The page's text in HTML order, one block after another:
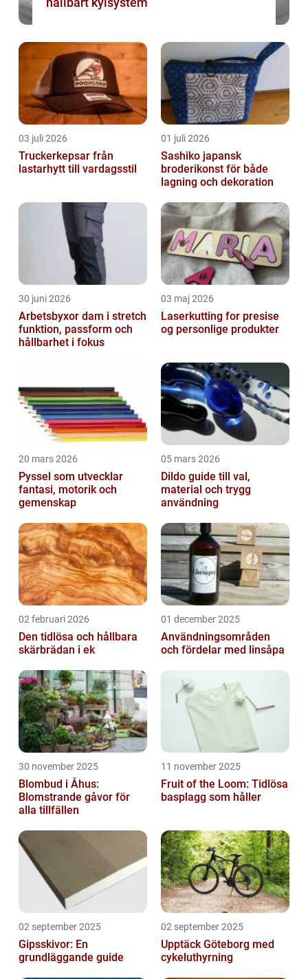
03 juli 2026
Truckerkepsar från
lastarhytt till vardagsstil
01 juli 2026
Sashiko japansk
broderikonst för både
lagning och dekoration
30 juni 2026
Arbetsbyxor dam i stretch
funktion, passform och
hållbarhet i fokus
03 maj 2026
Laserkutting for presise
og personlige produkter
20 mars 2026
Pyssel som utvecklar
fantasi, motorik och
gemenskap
05 mars 2026
Dildo guide till val,
material och trygg
användning
02 februari 2026
Den tidlösa och hållbara
skärbrädan i ek
01 december 2025
Användningsområden
och fördelar med linsåpa
30 november 2025
Blombud i Åhus:
Blomstrande gåvor för
alla tillfällen
11 november 2025
Fruit of the Loom: Tidlösa
basplagg som håller
02 september 2025
Gipsskivor: En
grundläggande guide
02 september 2025
Upptäck Göteborg med
cykeluthyrning